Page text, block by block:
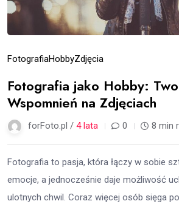
FotografiaHobbyZdjęcia
Fotografia jako Hobby:
Wspomnień na Zdjęciach
forFoto.pl / 4 lata 0 8 min
Fotografia to pasja, która łączy w sobie
emocje, a jednocześnie daje możliwość
ulotnych chwil. Coraz więcej osób sięga